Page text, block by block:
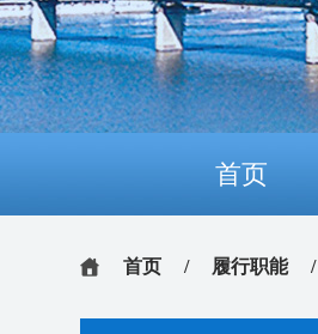
首页
首页 / 履行职能 /